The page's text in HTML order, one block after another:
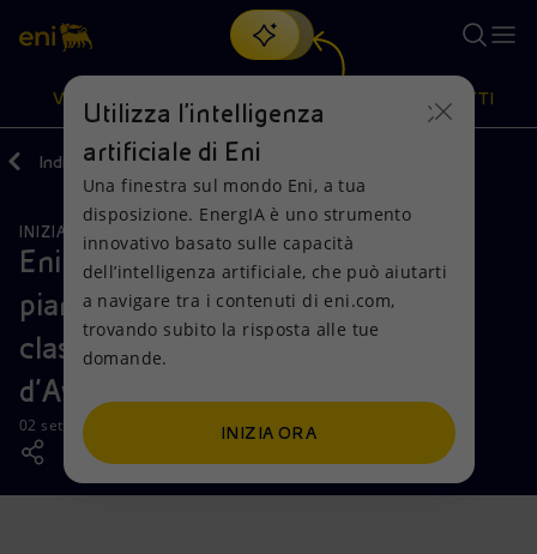
Cerca
scopri EnergIA, la nostra nuova soluzione di intelligenza
artificiale.
VISIONE
Visione
Mission e valori
Persone e Partnership
Net Zero
Modello satellitare
Azioni
Diversificazione energetica
Tecnologie per la transizione
Collaborazioni per l'innovazione
Attività nel mondo
PRODOTTI
Prodotti
Casa
Imprese
Mobilità
Indietro Media News
INIZIATIVE PER I TERRITORI
Eni lancia la campagna di
piantumazione nella foresta
classificata di Massa-Mé, in Costa
d’Avorio
02 settembre 2025 - 15:00 CEST
Utilizza l'intelligenza
artificiale di Eni
Una finestra sul mondo Eni, a tua
disposizione. EnergIA è uno strumento
innovativo basato sulle capacità
dell’intelligenza artificiale, che può aiutarti
a navigare tra i contenuti di eni.com,
trovando subito la risposta alle tue
domande.
INIZIA ORA